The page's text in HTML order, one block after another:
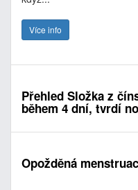
Více info
Přehled Složka z
během 4 dní, tvrdí
Opožděná